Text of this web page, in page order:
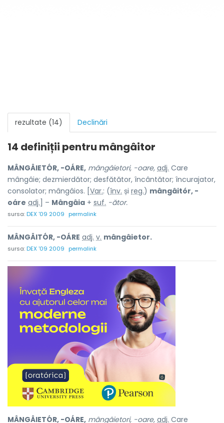
rezultate (14) Declinări
14 definiții pentru mângâitor
MÂNGÂIETÓR, -OÁRE, mângâietori, -oare, adj. Care
mângâie; dezmierdător; desfătător, încântător; încurajator,
consolator; mângâios. [ Var.: (înv. și reg.) mângâitór, -
oáre adj. ] – Mângâia + suf. -ător.
sursa:DEX '09 2009 permalink
MÂNGÂITÓR, -OÁRE adj. v. mângâietor.
sursa:DEX '09 2009 permalink
MÂNGÂIETÓR, -OÁRE, mângâietori, -oare, adj. Care